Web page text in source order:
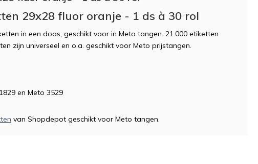
29x28 fluor oranje - 1 ds à 30 rol
in een doos, geschikt voor in Meto tangen. 21.000 etiketten
zijn universeel en o.a. geschikt voor Meto prijstangen.
en Meto 3529
van Shopdepot geschikt voor Meto tangen.